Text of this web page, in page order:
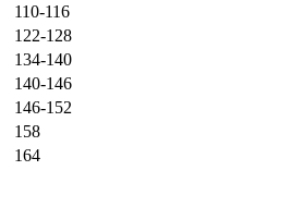
110-116
122-128
134-140
140-146
146-152
158
164